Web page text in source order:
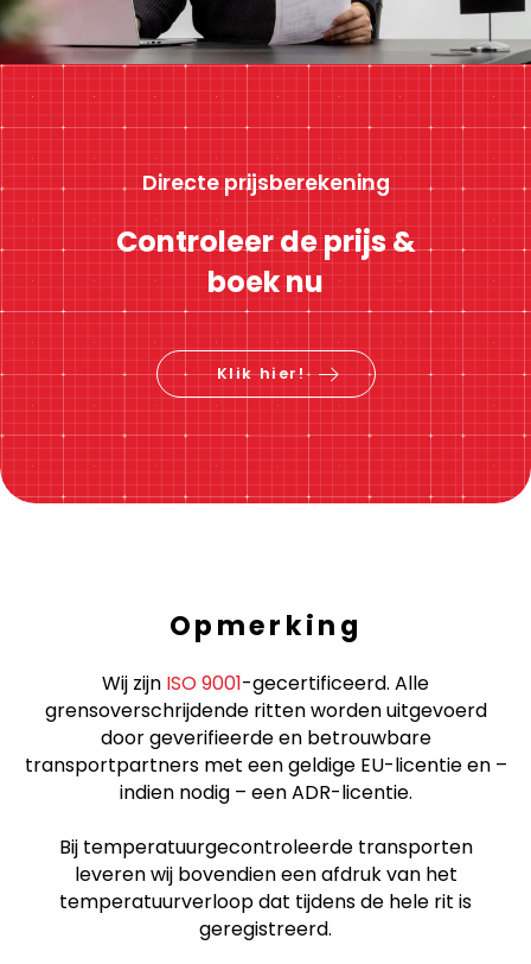
Directe prijsberekening
Controleer de prijs &
boek nu
Klik hier!
Opmerking
Wij zijn ISO 9001-gecertificeerd. Alle
grensoverschrijdende ritten worden uitgevoerd
door geverifieerde en betrouwbare
transportpartners met een geldige EU-licentie en –
indien nodig – een ADR-licentie.
Bij temperatuurgecontroleerde transporten
leveren wij bovendien een afdruk van het
temperatuurverloop dat tijdens de hele rit is
geregistreerd.